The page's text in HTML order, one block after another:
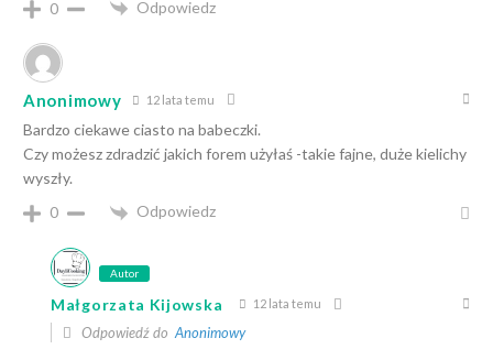
0 Odpowiedz
Anonimowy 12 lata temu
Bardzo ciekawe ciasto na babeczki.
Czy możesz zdradzić jakich forem użyłaś -takie fajne, duże kielichy
wyszły.
0
Odpowiedz
Autor
Małgorzata Kijowska 12 lata temu
Odpowiedź do Anonimowy